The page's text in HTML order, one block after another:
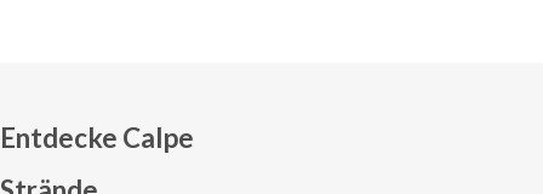
Entdecke Calpe